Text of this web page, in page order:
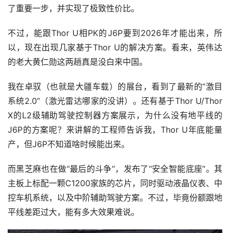
了重要一步，并实现了极致性价比。
不过，能跟Thor U相PK的J6P要到2026年才能出来，所
以，现在出现几家基于Thor U的解决方案。看来，英伟达
的老大黄仁勋这两趟真是没白来中国。
我在卓驭（也就是大疆车载）的展台，看到了最新的“激目
系统2.0”（激光雷达哪家的没讲）。还有基于Thor U/Thor
X的L2级辅助驾驶控制器方案展示，为什么没有地平线的
J6P的方案呢？来讲解的工程师告诉我，Thor U年底能量
产，但J6P不知道啥时候能出来。
而黑芝麻也在做“最后的斗争”，发布了“安全智能底座”。其
主板上标配一颗C1200家族的芯片，同时驱动液晶仪表、中
控车机系统，以及中阶辅助驾驶方案。不过，毕竟份额跟地
平线差距过大，能有多大效果难说。